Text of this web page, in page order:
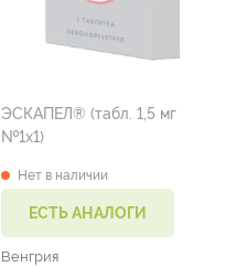
ЭСКАПЕЛ® (табл. 1,5 мг
№1х1)
Нет в наличии
ЕСТЬ АНАЛОГИ
Венгрия